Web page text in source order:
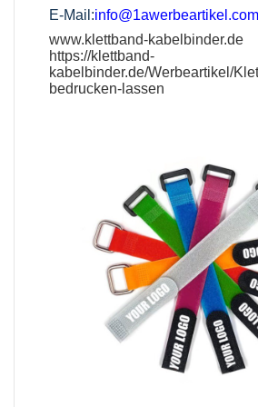
E-Mail:info@1awerbeartikel.com
www.klettband-kabelbinder.de
https://klettband-
kabelbinder.de/Werbeartikel/
bedrucken-lassen